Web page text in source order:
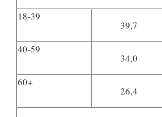
18-39
39,7
40-59
34,0
60+
26,4